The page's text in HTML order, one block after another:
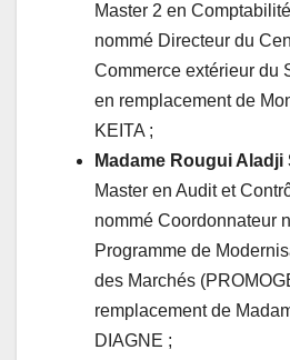
Master 2 en
nommé Directeur du
Commerce extérieur du
en remplacement de
KEITA ;
Madame Rougui Aladji
Master en Audit et
nommé Coordonnateur
Programme de
des Marchés
remplacement de
DIAGNE ;